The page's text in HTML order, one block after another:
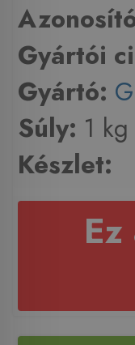
Gyártói
Gyártó:
Súly: 1 kg
Készlet: